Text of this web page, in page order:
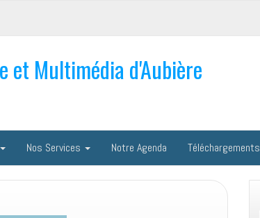
et Multimédia d'Aubière
Nos Services Notre Agenda Téléchargements